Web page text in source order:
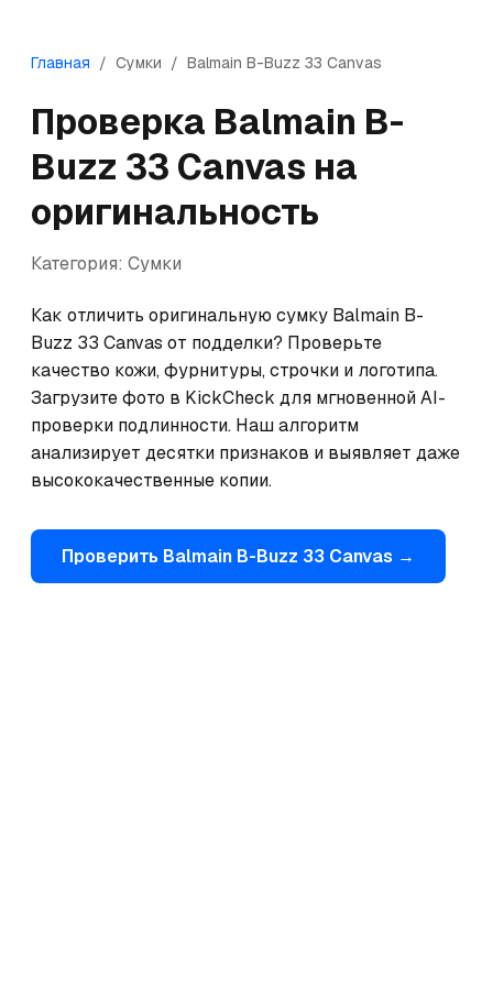
Главная / Сумки / Balmain B-Buzz 33 Canvas
Проверка Balmain B-
Buzz 33 Canvas на
оригинальность
Категория: Сумки
Как отличить оригинальную сумку Balmain B-
Buzz 33 Canvas от подделки? Проверьте
качество кожи, фурнитуры, строчки и логотипа.
Загрузите фото в KickCheck для мгновенной AI-
проверки подлинности. Наш алгоритм
анализирует десятки признаков и выявляет даже
высококачественные копии.
Проверить Balmain B-Buzz 33 Canvas →